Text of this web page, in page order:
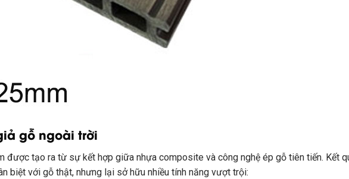
gỗ ngoài trời
được tạo ra từ sự kết hợp giữa nhựa composite và công nghệ ép gỗ tiên tiến. Kết
biệt với gỗ thật, nhưng lại sở hữu nhiều tính năng vượt trội: